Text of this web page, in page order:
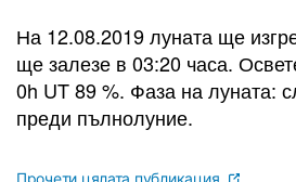
На 12.08.2019 луната ще
ще залезе в 03:20 часа.
0h UT 89 %. Фаза на луната:
преди пълнолуние.
Прочети цялата публикация